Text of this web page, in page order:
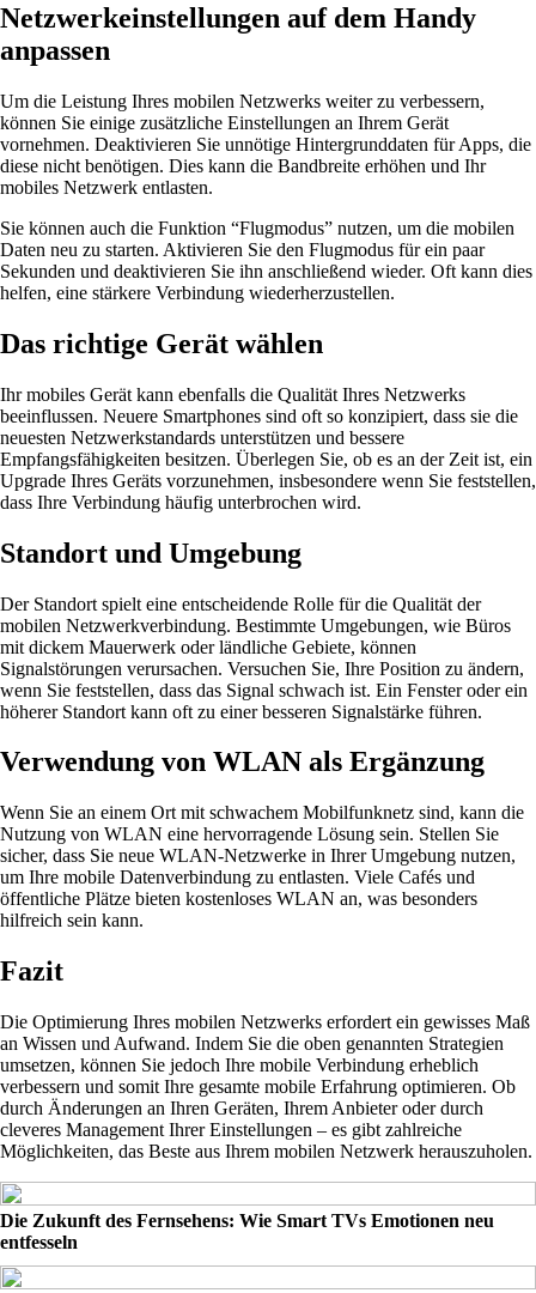
Netzwerkeinstellungen auf dem Handy
anpassen
Um die Leistung Ihres mobilen Netzwerks weiter zu verbessern,
können Sie einige zusätzliche Einstellungen an Ihrem Gerät
vornehmen. Deaktivieren Sie unnötige Hintergrunddaten für Apps, die
diese nicht benötigen. Dies kann die Bandbreite erhöhen und Ihr
mobiles Netzwerk entlasten.
Sie können auch die Funktion “Flugmodus” nutzen, um die mobilen
Daten neu zu starten. Aktivieren Sie den Flugmodus für ein paar
Sekunden und deaktivieren Sie ihn anschließend wieder. Oft kann dies
helfen, eine stärkere Verbindung wiederherzustellen.
Das richtige Gerät wählen
Ihr mobiles Gerät kann ebenfalls die Qualität Ihres Netzwerks
beeinflussen. Neuere Smartphones sind oft so konzipiert, dass sie die
neuesten Netzwerkstandards unterstützen und bessere
Empfangsfähigkeiten besitzen. Überlegen Sie, ob es an der Zeit ist, ein
Upgrade Ihres Geräts vorzunehmen, insbesondere wenn Sie feststellen,
dass Ihre Verbindung häufig unterbrochen wird.
Standort und Umgebung
Der Standort spielt eine entscheidende Rolle für die Qualität der
mobilen Netzwerkverbindung. Bestimmte Umgebungen, wie Büros
mit dickem Mauerwerk oder ländliche Gebiete, können
Signalstörungen verursachen. Versuchen Sie, Ihre Position zu ändern,
wenn Sie feststellen, dass das Signal schwach ist. Ein Fenster oder ein
höherer Standort kann oft zu einer besseren Signalstärke führen.
Verwendung von WLAN als Ergänzung
Wenn Sie an einem Ort mit schwachem Mobilfunknetz sind, kann die
Nutzung von WLAN eine hervorragende Lösung sein. Stellen Sie
sicher, dass Sie neue WLAN-Netzwerke in Ihrer Umgebung nutzen,
um Ihre mobile Datenverbindung zu entlasten. Viele Cafés und
öffentliche Plätze bieten kostenloses WLAN an, was besonders
hilfreich sein kann.
Fazit
Die Optimierung Ihres mobilen Netzwerks erfordert ein gewisses Maß
an Wissen und Aufwand. Indem Sie die oben genannten Strategien
umsetzen, können Sie jedoch Ihre mobile Verbindung erheblich
verbessern und somit Ihre gesamte mobile Erfahrung optimieren. Ob
durch Änderungen an Ihren Geräten, Ihrem Anbieter oder durch
cleveres Management Ihrer Einstellungen – es gibt zahlreiche
Möglichkeiten, das Beste aus Ihrem mobilen Netzwerk herauszuholen.
Die Zukunft des Fernsehens: Wie Smart TVs Emotionen neu
entfesseln